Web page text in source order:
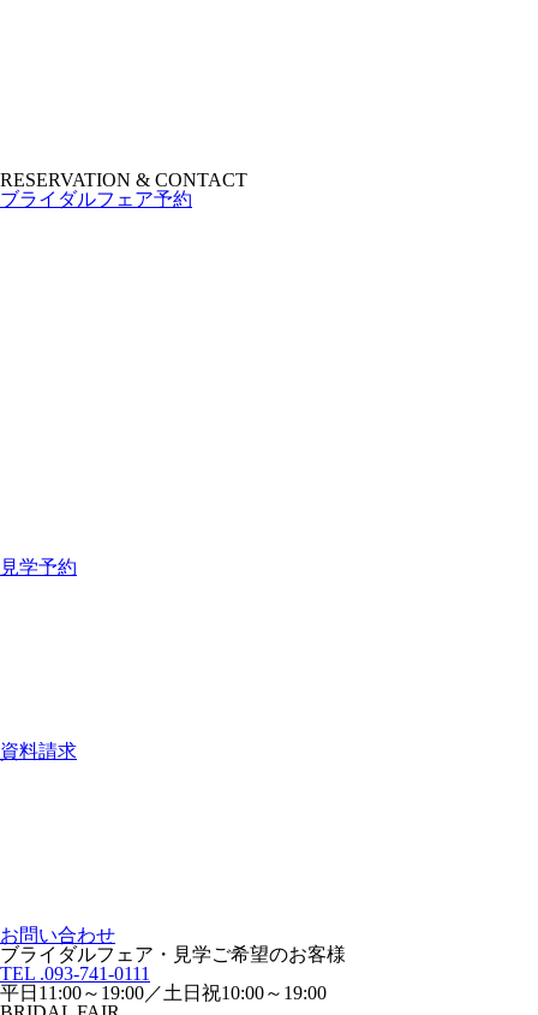
RESERVATION & CONTACT
ブライダルフェア予約
見学予約
資料請求
お問い合わせ
ブライダルフェア・見学ご希望のお客様
TEL .093-741-0111
平日11:00～19:00／土日祝10:00～19:00